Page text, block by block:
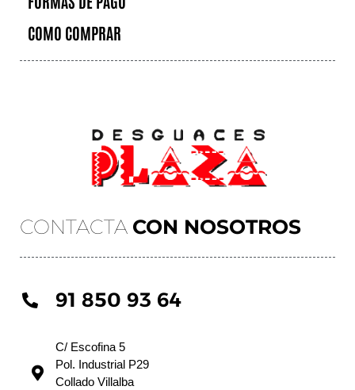
CONTACTA CON NOSOTROS
91 850 93 64
C/ Escofina 5
Pol. Industrial P29
Collado Villalba
COMO COMPRAR